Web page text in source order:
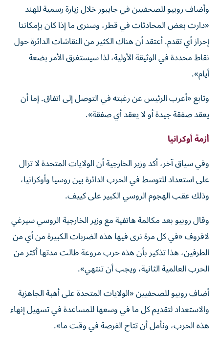
وأضاف روبيو للصحفيين في جايبور خلال زيارة رسمية للهند
«دارت بعض المحادثات في قطر، وسنرى ما إذا كان بإمكاننا
إحراز أي تقدم. أعتقد أن هناك الكثير من النقاشات الدائرة حول
نقاط محددة في الوثيقة الأولية، لذا سيستغرق الأمر بضعة
أيام».
وتابع «أعرب الرئيس عن رغبته في التوصل إلى اتفاق. إما أن
يعقد صفقة جيدة أو لا يعقد أي صفقة».
أزمة أوكرانيا
وفي سياق آخر، أكد وزير الخارجية أن الولايات المتحدة لا تزال
على استعداد للتوسط في الحرب الدائرة بين روسيا وأوكرانيا،
وذلك عقب الهجوم الروسي الكبير على كييف.
وقال روبيو بعد مكالمة هاتفية مع وزير الخارجية الروسي سيرغي
لافروف «في كل مرة نرى فيها هذه الضربات الكبيرة من أي من
الطرفين، هذا تذكير بأن هذه حرب مروعة طالت مدتها أكثر من
الحرب العالمية الثانية، ويجب أن تنتهي».
أضاف روبيو للصحفيين «الولايات المتحدة على أهبة الجاهزية
والاستعداد لتقديم كل ما في وسعها للمساعدة في تسهيل إنهاء
هذه الحرب، ونأمل أن تتاح الفرصة في وقت ما».